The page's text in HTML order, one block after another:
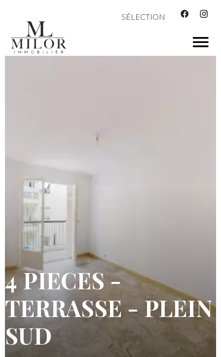
SÉLECTION
4 PIECES -
TERRASSE - PLEIN
SUD